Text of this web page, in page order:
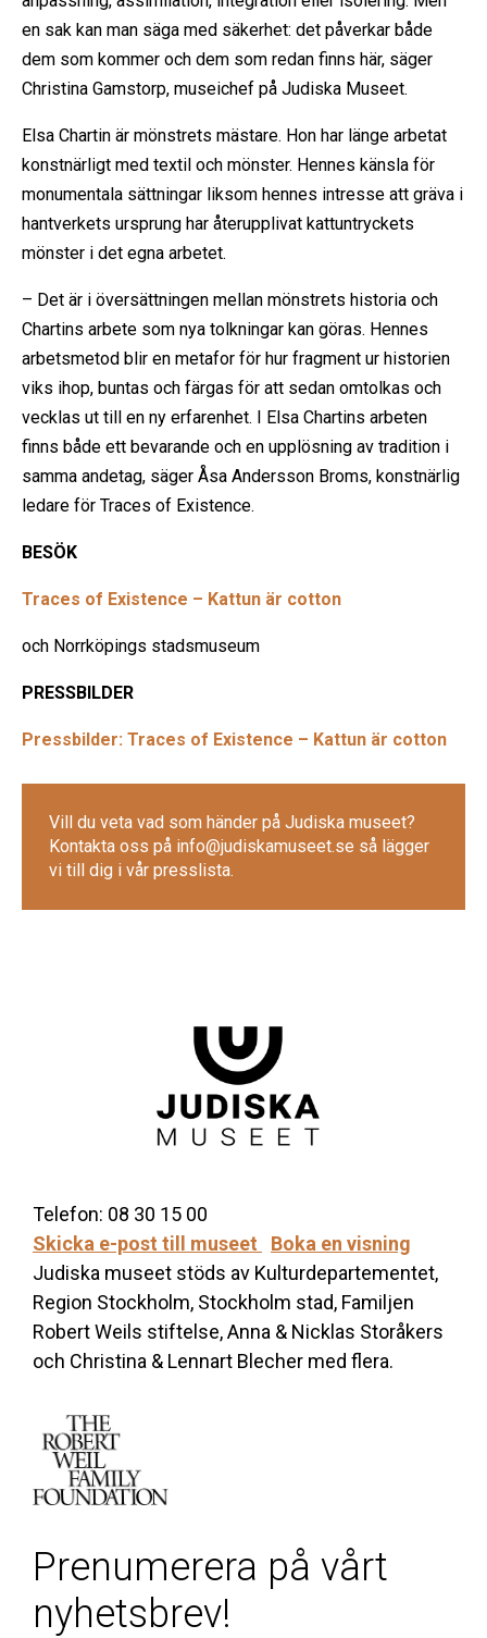
en sak kan man säga med säkerhet: det påverkar både
dem som kommer och dem som redan finns här, säger
Christina Gamstorp, museichef på Judiska Museet.
Elsa Chartin är mönstrets mästare. Hon har länge arbetat
konstnärligt med textil och mönster. Hennes känsla för
monumentala sättningar liksom hennes intresse att gräva i
hantverkets ursprung har återupplivat kattuntryckets
mönster i det egna arbetet.
– Det är i översättningen mellan mönstrets historia och
Chartins arbete som nya tolkningar kan göras. Hennes
arbetsmetod blir en metafor för hur fragment ur historien
viks ihop, buntas och färgas för att sedan omtolkas och
vecklas ut till en ny erfarenhet. I Elsa Chartins arbeten
finns både ett bevarande och en upplösning av tradition i
samma andetag, säger Åsa Andersson Broms, konstnärlig
ledare för Traces of Existence.
BESÖK
Traces of Existence – Kattun är cotton
och Norrköpings stadsmuseum
PRESSBILDER
Pressbilder: Traces of Existence – Kattun är cotton
Vill du veta vad som händer på Judiska museet?
Kontakta oss på info@judiskamuseet.se så lägger
vi till dig i vår presslista.
Telefon: 08 30 15 00
Skicka e-post till museet
Boka en visning
Judiska museet stöds av Kulturdepartementet,
Region Stockholm, Stockholm stad, Familjen
Robert Weils stiftelse, Anna & Nicklas Storåkers
och Christina & Lennart Blecher med flera.
Prenumerera på vårt
nyhetsbrev!